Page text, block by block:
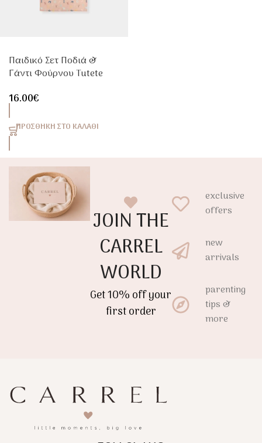
Παιδικό Σετ Ποδιά &
Γάντι Φούρνου Tutete
16.00€
ΠΡΟΣΘΉΚΗ ΣΤΟ ΚΑΛΆΘΙ
JOIN THE
CARREL
WORLD
Get 10% off your
first order
exclusive
offers
new
arrivals
parenting
tips &
more